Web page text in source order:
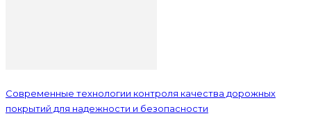
Современные технологии контроля качества дорожных
покрытий для надежности и безопасности